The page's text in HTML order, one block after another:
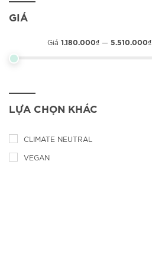
GIÁ
Giá 1.180.000₫ — 5.510.000₫
LỰA CHỌN KHÁC
CLIMATE NEUTRAL
VEGAN